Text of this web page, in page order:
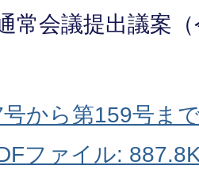
常会議提出議案
から第159号ま
ファイル: